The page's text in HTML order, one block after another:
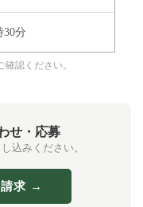
30分
認ください。
せ・応募
込みください。
請求 →